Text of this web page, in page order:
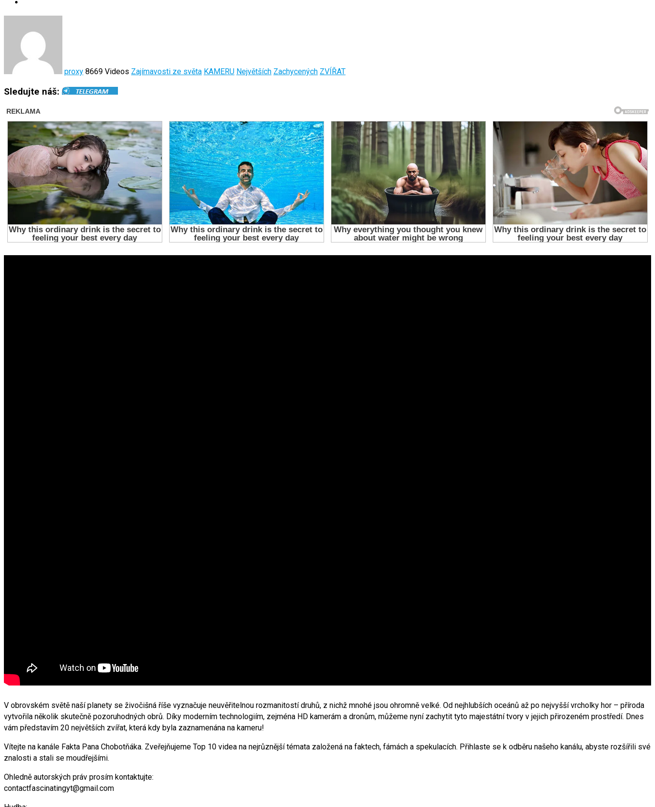
proxy 8669 Videos Zajímavosti ze světa KAMERU Největších Zachycených ZVÍŘAT
Sledujte náš:
V obrovském světě naší planety se živočišná říše vyznačuje neuvěřitelnou rozmanitostí druhů, z nichž mnohé jsou ohromně velké. Od nejhlubších oceánů až po nejvyšší vrcholky hor – příroda
vytvořila několik skutečně pozoruhodných obrů. Díky moderním technologiím, zejména HD kamerám a dronům, můžeme nyní zachytit tyto majestátní tvory v jejich přirozeném prostředí. Dnes
vám představím 20 největších zvířat, která kdy byla zaznamenána na kameru!
Vítejte na kanále Fakta Pana Chobotňáka. Zveřejňujeme Top 10 videa na nejrůznější témata založená na faktech, fámách a spekulacích. Přihlaste se k odběru našeho kanálu, abyste rozšířili své
znalosti a stali se moudřejšími.
Ohledně autorských práv prosím kontaktujte:
contactfascinatingyt@gmail.com